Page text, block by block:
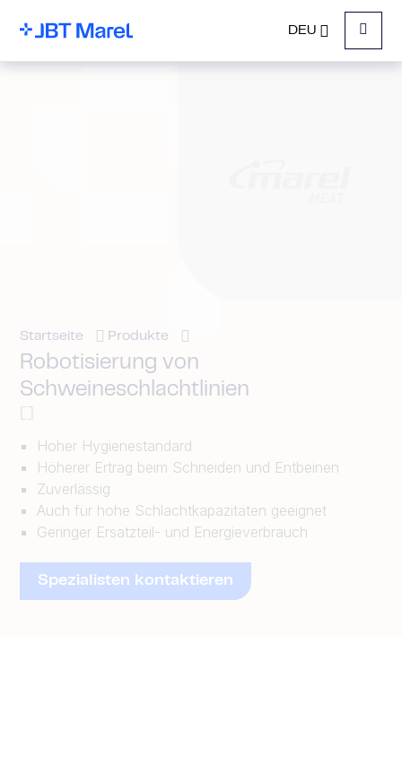
DEU
Menu
Startseite Produkte
Robotisierung von
Schweineschlachtlinien
Hoher Hygienestandard
Höherer Ertrag beim Schneiden und Entbeinen
Zuverlässig
Auch für hohe Schlachtkapazitäten geeignet
Geringer Ersatzteil- und Energieverbrauch
Spezialisten kontaktieren